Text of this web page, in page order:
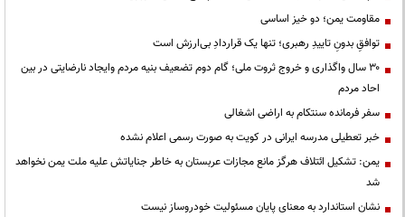
مقاومت یمن؛ دو خیز اساسی
توافقِ بدونِ تاییدِ رهبری؛ تنها یک قراردادِ بی‌ارزش است
۳۰ سال واگذاری و خروج ثروت ملی؛ گام دوم تضعیف بنیه مردم وایجاد نارضایتی در بین
احاد مردم
سفر فرمانده سنتکام به اراضی اشغالی
خبر تعطیلی مدرسه ایرانی در کویت به صورت رسمی اعلام نشده
یمن: تشکیل ائتلاف هرگز مانع مجازات عربستان به خاطر جنایاتش علیه ملت یمن نخواهد
شد
نشان استاندارد به معنای پایان مسئولیت خودروساز نیست